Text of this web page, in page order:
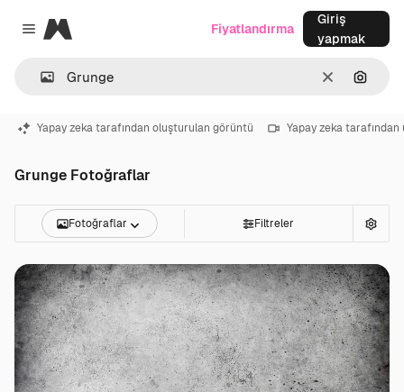
Close menu
Magnific
Temizlemek
Fiyatlandırma
Giriş
yapmak
Yapay zeka tarafından oluşturulan görüntü Yapay zeka
Grunge Fotoğraflar
Fotoğraflar Filtreler